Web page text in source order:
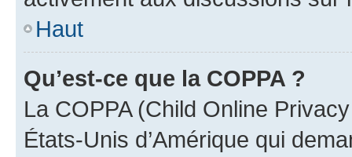
Haut
Qu’est-ce que la COPPA ?
La COPPA (Child Online
États-Unis d’Amérique qui